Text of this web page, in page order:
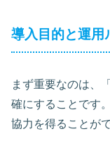
導入目的と運用
まず重要なのは、
確にすることです
協力を得ることが